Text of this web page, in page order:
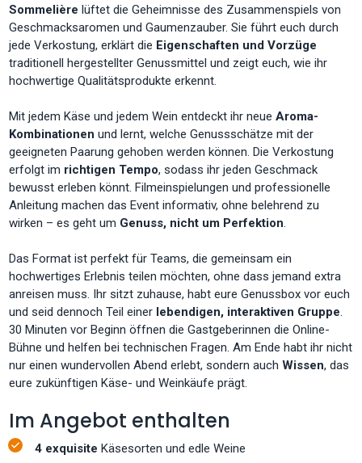
Sommelièrelüftet die Geheimnisse des Zusammenspiels von
Geschmacksaromen und Gaumenzauber. Sie führt euch durch
jede Verkostung, erklärt die Eigenschaften und Vorzüge
traditionell hergestellter Genussmittel und zeigt euch, wie ihr
hochwertige Qualitätsprodukte erkennt.
Mit jedem Käse und jedem Wein entdeckt ihr neueAroma-
Kombinationen und lernt, welche Genussschätze mit der
geeigneten Paarung gehoben werden können. Die Verkostung
erfolgt im richtigen Tempo, sodass ihr jeden Geschmack
bewusst erleben könnt. Filmeinspielungen und professionelle
Anleitung machen das Event informativ, ohne belehrend zu
wirken – es geht um Genuss, nicht um Perfektion.
Das Format ist perfekt für Teams, die gemeinsam ein
hochwertiges Erlebnis teilen möchten, ohne dass jemand extra
anreisen muss. Ihr sitzt zuhause, habt eure Genussbox vor euch
und seid dennoch Teil einer lebendigen, interaktiven Gruppe.
30 Minuten vor Beginn öffnen die Gastgeberinnen die Online-
Bühne und helfen bei technischen Fragen. Am Ende habt ihr nicht
nur einen wundervollen Abend erlebt, sondern auchWissen, das
eure zukünftigen Käse- und Weinkäufe prägt.
Im Angebot enthalten
4 exquisiteKäsesorten und edle Weine